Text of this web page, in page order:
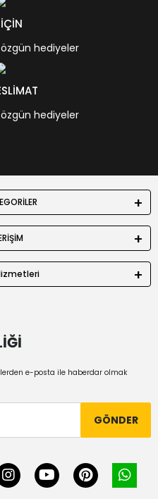
hediyeler
hediyeler
e-posta ile haberdar olmak
GÖNDER